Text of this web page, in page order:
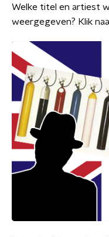
Welke titel en artiest
weergegeven? Klik